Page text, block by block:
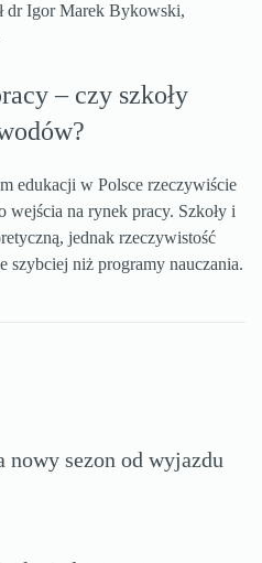
dr Igor Marek Bykowski,
– czy szkoły
edukacji w Polsce rzeczywiście
na rynek pracy. Szkoły i
jednak rzeczywistość
szybciej niż programy nauczania.
nowy sezon od wyjazdu